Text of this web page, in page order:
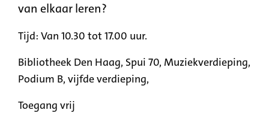
van elkaar leren?
Tijd: Van 10.30 tot 17.00 uur.
Bibliotheek Den Haag, Spui 70, Muziekverdieping,
Podium B, vijfde verdieping,
Toegang vrij